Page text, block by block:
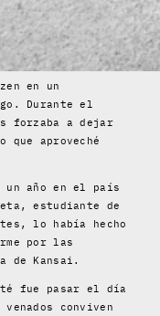
en un
Durante el
forzaba a dejar
que aproveché
un año en el país
estudiante de
lo había hecho
por las
de Kansai.
fue pasar el día
conviven